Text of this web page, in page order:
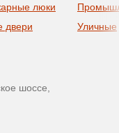
люки
двери
Уличные
шоссе,